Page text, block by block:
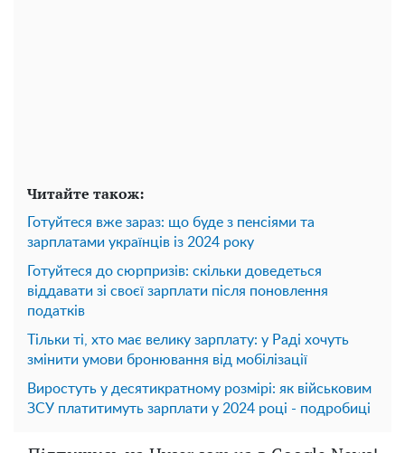
Читайте також:
Готуйтеся вже зараз: що буде з пенсіями та
зарплатами українців із 2024 року
Готуйтеся до сюрпризів: скільки доведеться
віддавати зі своєї зарплати після поновлення
податків
Тільки ті, хто має велику зарплату: у Раді хочуть
змінити умови бронювання від мобілізації
Виростуть у десятикратному розмірі: як військовим
ЗСУ платитимуть зарплати у 2024 році - подробиці